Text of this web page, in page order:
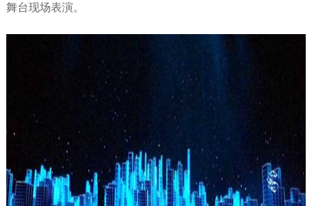
舞台现场表演。